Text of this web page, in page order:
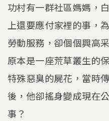
功村有一群社區媽媽，
上還要應付家裡的事，
勞動服務，卻個個興高
原本是一座荒草叢生的
特殊惡臭的屍花，當時
後，他卻搖身變成現在
事？